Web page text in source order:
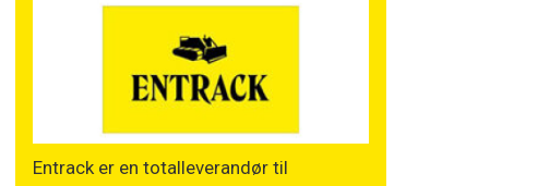
Entrack er en totalleverandør til